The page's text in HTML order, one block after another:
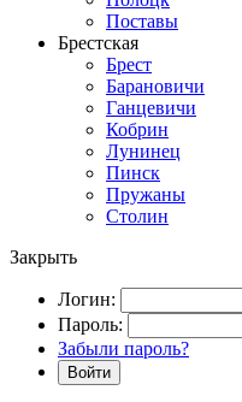
Поставы
Брестская
Брест
Барановичи
Ганцевичи
Кобрин
Лунинец
Пинск
Пружаны
Столин
Закрыть
Логин:
Пароль:
Забыли пароль?
Войти